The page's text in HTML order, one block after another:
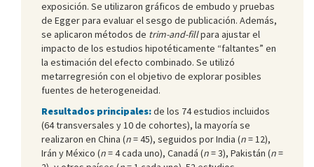
exposición. Se utilizaron gráficos de embudo y pruebas
de Egger para evaluar el sesgo de publicación. Además,
se aplicaron métodos de trim-and-fillpara ajustar el
impacto de los estudios hipotéticamente “faltantes” en
la estimación del efecto combinado. Se utilizó
metarregresión con el objetivo de explorar posibles
fuentes de heterogeneidad.
Resultados principales:de los 74 estudios incluidos
(64 transversales y 10 de cohortes), la mayoría se
realizaron en China (n= 45), seguidos por India (n= 12),
Irán y México (n= 4 cada uno), Canadá (n= 3), Pakistán (n=